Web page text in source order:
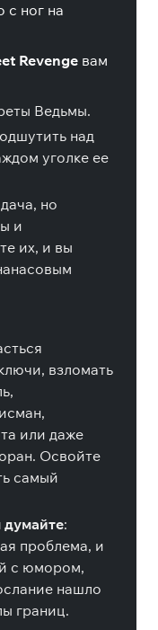
с ног на
Revenge вам
Ведьмы.
над
уголке ее
но
и
их, и вы
взломать
или даже
Освойте
самый
думайте:
проблема, и
с юмором,
нашло
границ.